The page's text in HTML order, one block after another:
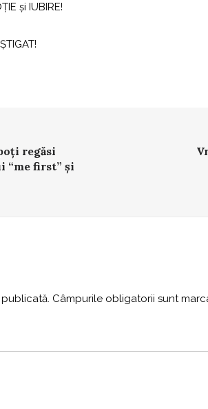
și IUBIRE!
regăsi
“me first” şi
Câmpurile obligatorii sunt